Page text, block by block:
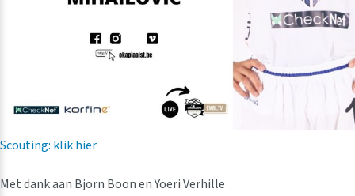
Scouting: klik hier
Met dank aan Bjorn Boon en Yoeri Verhille